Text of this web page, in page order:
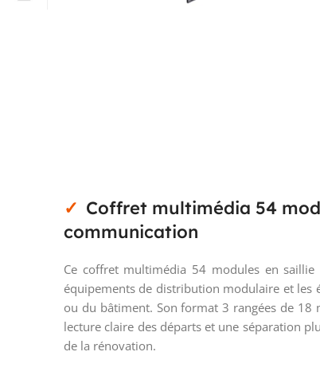
Coffret multimédia 54
communication
Ce coffret multimédia 54 modules en
équipements de distribution modulaire et les
ou du bâtiment. Son format 3 rangées de 18
lecture claire des départs et une séparation
de la rénovation.